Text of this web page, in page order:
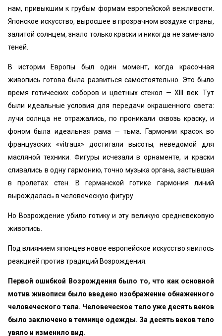
нам, привыкшим к грубым формам европейской вежливости.
Японское искусство, выросшее в прозрачном воздухе страны,
залитой солнцем, знало только краски и никогда не замечало
теней.
В истории Европы был один момент, когда красочная
живопись готова была развиться самостоятельно. Это было
время готических соборов и цветных стекол — XIII век. Тут
были идеальные условия для передачи окрашенного света:
лучи солнца не отражались, по проникали сквозь краску, и
фоном была идеальная рама — тьма. Гармонии красок во
французских «vitraux» достигали высоты, неведомой для
масляной техники. Фигуры исчезали в орнаменте, и краски
сливались в одну гармонию, точно музыка органа, застывшая
в пролетах стен. В германской готике гармония линий
вырождалась в человеческую фигуру.
Но Возрождение убило готику и эту великую средневековую
живопись.
Под влиянием японцев новое европейское искусство явилось
реакцией против традиций Возрождения.
Первой ошибкой Возрождения было то, что как основной
мотив живописи было введено изображение обнаженного
человеческого тела. Человеческое тело уже десять веков
было заключено в темнице одежды. За десять веков тело
увяло и изменило вид.